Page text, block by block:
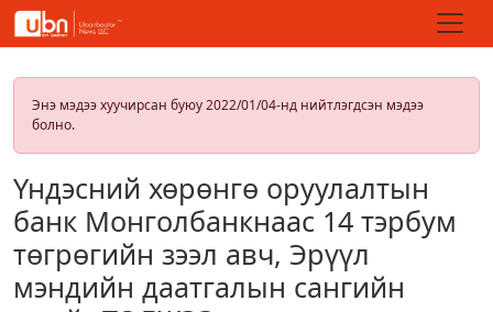
Энэ мэдээ хуучирсан буюу 2022/01/04-нд нийтлэгдсэн мэдээ
болно.
Үндэсний хөрөнгө оруулалтын
банк Монголбанкнаас 14 тэрбум
төгрөгийн зээл авч, Эрүүл
мэндийн даатгалын сангийн